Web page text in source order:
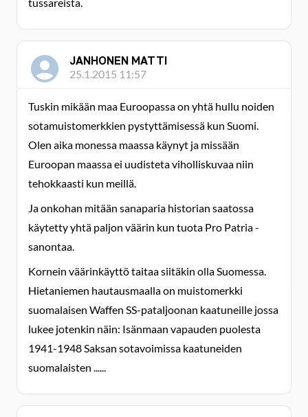
JANHONEN MATTI
25.1.2015 11:57
Tuskin mikään maa Euroopassa on yhtä hullu noiden
sotamuistomerkkien pystyttämisessä kun Suomi.
Olen aika monessa maassa käynyt ja missään
Euroopan maassa ei uudisteta viholliskuvaa niin
tehokkaasti kun meillä.
Ja onkohan mitään sanaparia historian saatossa
käytetty yhtä paljon väärin kun tuota Pro Patria -
sanontaa.
Kornein väärinkäyttö taitaa siitäkin olla Suomessa.
Hietaniemen hautausmaalla on muistomerkki
suomalaisen Waffen SS-pataljoonan kaatuneille jossa
lukee jotenkin näin: Isänmaan vapauden puolesta
1941-1948 Saksan sotavoimissa kaatuneiden
suomalaisten ......